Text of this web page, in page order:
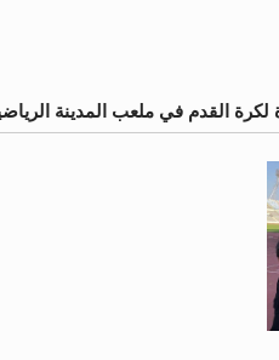
لكرة القدم في ملعب المدينة